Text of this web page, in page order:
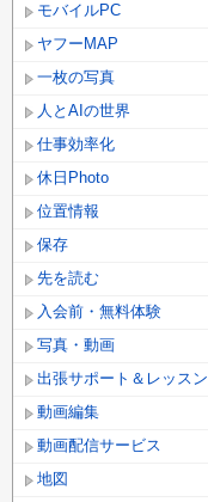
モバイルPC
ヤフーMAP
一枚の写真
人とAIの世界
仕事効率化
休日Photo
位置情報
保存
先を読む
入会前・無料体験
写真・動画
出張サポート＆レッスン
動画編集
動画配信サービス
地図